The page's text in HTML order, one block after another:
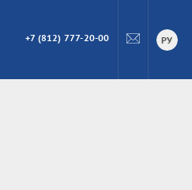
ПОИСК
+7 (812) 777-20-00 РУ